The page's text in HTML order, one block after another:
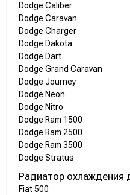
Dodge Caliber
Dodge Caravan
Dodge Charger
Dodge Dakota
Dodge Dart
Dodge Grand Caravan
Dodge Journey
Dodge Neon
Dodge Nitro
Dodge Ram 1500
Dodge Ram 2500
Dodge Ram 3500
Dodge Stratus
Радиатор охлаждения
Fiat 500